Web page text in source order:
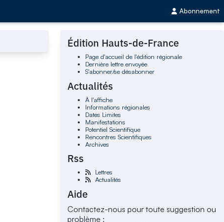
Abonnement
Édition Hauts-de-France
Page d'accueil de l'édition régionale
Dernière lettre envoyée
S'abonner/se désabonner
Actualités
À l'affiche
Informations régionales
Dates Limites
Manifestations
Potentiel Scientifique
Rencontres Scientifiques
Archives
Rss
Lettres
Actualités
Aide
Contactez-nous pour toute suggestion ou
problème :